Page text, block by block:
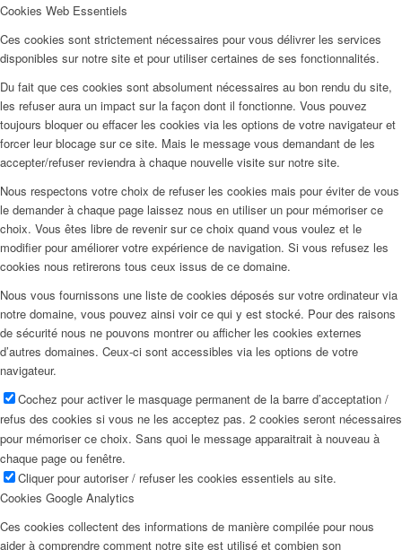
Cookies Web Essentiels
Ces cookies sont strictement nécessaires pour vous délivrer les services
disponibles sur notre site et pour utiliser certaines de ses fonctionnalités.
Du fait que ces cookies sont absolument nécessaires au bon rendu du site,
les refuser aura un impact sur la façon dont il fonctionne. Vous pouvez
toujours bloquer ou effacer les cookies via les options de votre navigateur et
forcer leur blocage sur ce site. Mais le message vous demandant de les
accepter/refuser reviendra à chaque nouvelle visite sur notre site.
Nous respectons votre choix de refuser les cookies mais pour éviter de vous
le demander à chaque page laissez nous en utiliser un pour mémoriser ce
choix. Vous êtes libre de revenir sur ce choix quand vous voulez et le
modifier pour améliorer votre expérience de navigation. Si vous refusez les
cookies nous retirerons tous ceux issus de ce domaine.
Nous vous fournissons une liste de cookies déposés sur votre ordinateur via
notre domaine, vous pouvez ainsi voir ce qui y est stocké. Pour des raisons
de sécurité nous ne pouvons montrer ou afficher les cookies externes
d’autres domaines. Ceux-ci sont accessibles via les options de votre
navigateur.
Cochez pour activer le masquage permanent de la barre d’acceptation /
refus des cookies si vous ne les acceptez pas. 2 cookies seront nécessaires
pour mémoriser ce choix. Sans quoi le message apparaitrait à nouveau à
chaque page ou fenêtre.
Cliquer pour autoriser / refuser les cookies essentiels au site.
Cookies Google Analytics
Ces cookies collectent des informations de manière compilée pour nous
aider à comprendre comment notre site est utilisé et combien son